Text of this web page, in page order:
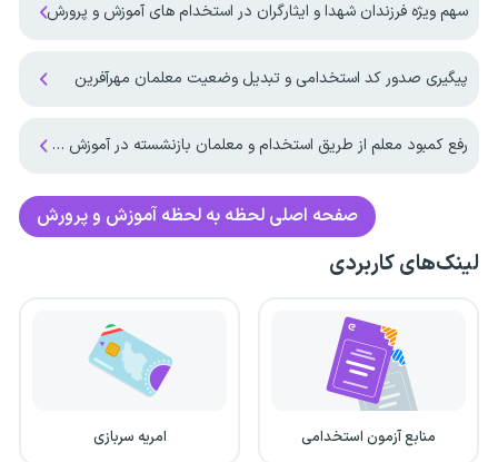
سهم ویژه فرزندان شهدا و ایثارگران در استخدام های آموزش و پرورش
پیگیری صدور کد استخدامی و تبدیل وضعیت معلمان مهرآفرین
رفع کمبود معلم از طریق استخدام و معلمان بازنشسته در آموزش و پرورش
صفحه اصلی لحظه به لحظه آموزش و پرورش
لینک‌های کاربردی
منابع آزمون استخدامی امریه سربازی